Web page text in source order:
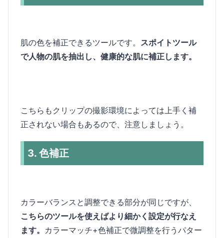
肌の色を補正できるツールです。 スポイトツール
で人物の肌を抽出し、健康的な肌に補正します。
こちらもクリップの撮影環境によっては上手く補
正されない場合もあるので、注意しましょう。
3. 色補正
カラーバランスと調整できる部分が同じですが、
こちらのツールを使えばより細かく設定が行なえ
ます。 カラーマッチ+色補正で微調整を行うパター